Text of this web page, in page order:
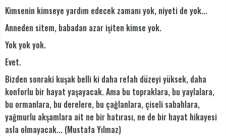
Kimsenin kimseye yardım edecek zamanı yok, niyeti de yok...
Anneden sitem, babadan azar işiten kimse yok.
Yok yok yok.
Evet.
Bizden sonraki kuşak belli ki daha refah düzeyi yüksek, daha
konforlu bir hayat yaşayacak. Ama bu topraklara, bu yaylalara,
bu ormanlara, bu derelere, bu çağlanlara, çiseli sabahlara,
yağmurlu akşamlara ait ne bir hatırası, ne de bir hayat hikayesi
asla olmayacak... (Mustafa Yılmaz)